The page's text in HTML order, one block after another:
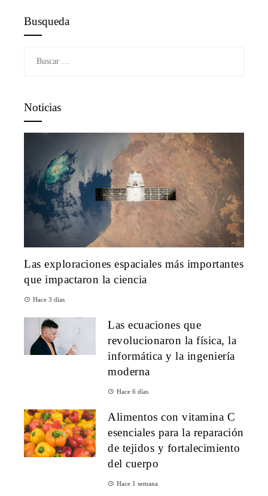
Busqueda
Noticias
Las exploraciones espaciales más importantes
que impactaron la ciencia
Hace 3 días
Las ecuaciones que
revolucionaron la física, la
informática y la ingeniería
moderna
Hace 6 días
Alimentos con vitamina C
esenciales para la reparación
de tejidos y fortalecimiento
del cuerpo
Hace 1 semana